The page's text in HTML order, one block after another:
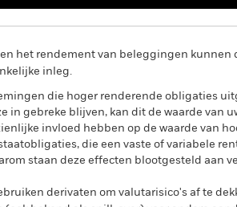
en het rendement van beleggingen kunnen
inleg.
die hoger renderende obligaties
in gebreke blijven, kan dit de waarde van
invloed hebben op de waarde van
die een vaste of variabele
staan deze effecten blootgesteld aan
derivaten om valutarisico's af te